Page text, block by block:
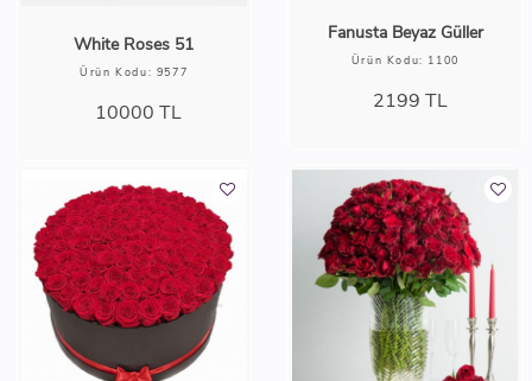
White Roses 51
Ürün Kodu: 9577
10000 TL
Fanusta Beyaz Güller
Ürün Kodu: 1100
2199 TL